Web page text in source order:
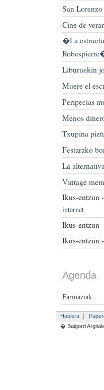
San
Cine de
�La
Liburuekin
Muere el
Peripecias
Menos
Txupina
Festarako
La
Vintage
Ikus-entzun -
internet
Ikus-entzun -
Ikus-entzun -
Agenda
Farmaziak
Hasiera
� Baigorri